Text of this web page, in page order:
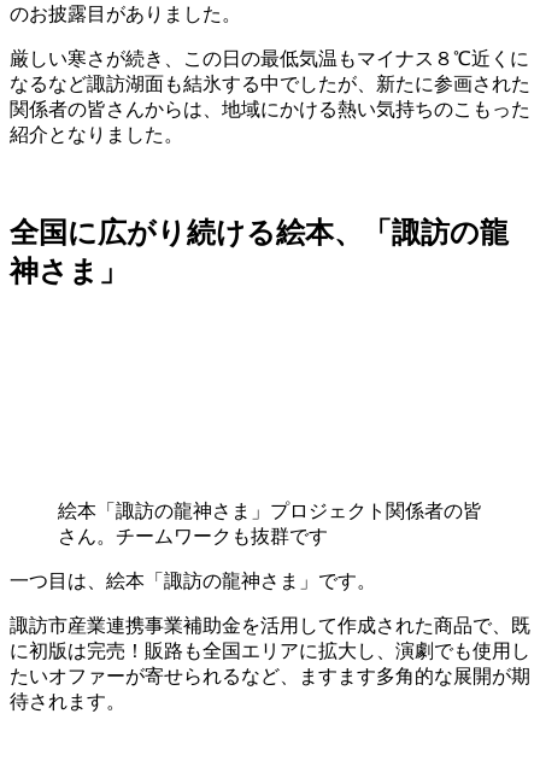
のお披露目がありました。
厳しい寒さが続き、この日の最低気温もマイナス８℃近くに
なるなど諏訪湖面も結氷する中でしたが、新たに参画された
関係者の皆さんからは、地域にかける熱い気持ちのこもった
紹介となりました。
全国に広がり続ける絵本、「諏訪の龍
神さま」
絵本「諏訪の龍神さま」プロジェクト関係者の皆
さん。チームワークも抜群です
一つ目は、絵本「諏訪の龍神さま」です。
諏訪市産業連携事業補助金を活用して作成された商品で、既
に初版は完売！販路も全国エリアに拡大し、演劇でも使用し
たいオファーが寄せられるなど、ますます多角的な展開が期
待されます。